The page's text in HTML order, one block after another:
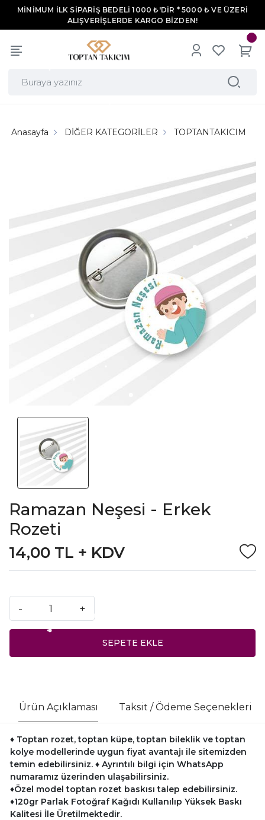
MİNİMUM İLK SİPARİŞ BEDELİ 1000 ₺'DİR * 5000 ₺ VE ÜZERİ
ALIŞVERİŞLERDE KARGO BİZDEN!
Anasayfa DİĞER KATEGORİLER TOPTANTAKICIM
Ramazan Neşesi - Erkek
Rozeti
14,00 TL + KDV
- +
SEPETE EKLE
Ürün Açıklaması Taksit / Ödeme Seçenekleri
♦ Toptan rozet, toptan küpe, toptan bileklik ve toptan
kolye modellerinde uygun fiyat avantajı ile sitemizden
temin edebilirsiniz. ♦ Ayrıntılı bilgi için WhatsApp
numaramız üzerinden ulaşabilirsiniz.
♦Özel model toptan rozet baskısı talep edebilirsiniz.
♦120gr Parlak Fotoğraf Kağıdı Kullanılıp Yüksek Baskı
Kalitesi İle Üretilmektedir.